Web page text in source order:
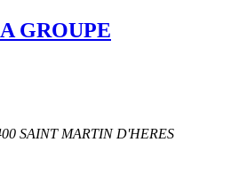
GROUPE
SAINT MARTIN D'HERES